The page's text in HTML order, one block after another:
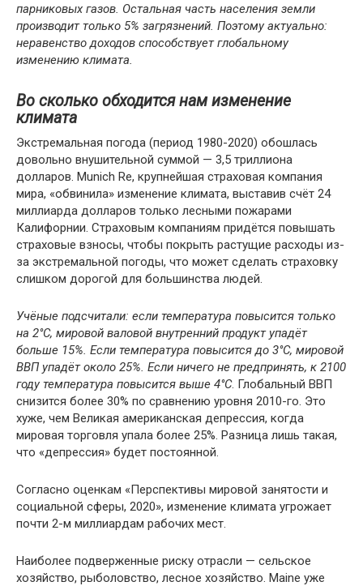
парниковых газов. Остальная часть населения земли
производит только 5% загрязнений. Поэтому актуально:
неравенство доходов способствует глобальному
изменению климата.
Во сколько обходится нам изменение
климата
Экстремальная погода (период 1980-2020) обошлась
довольно внушительной суммой — 3,5 триллиона
долларов. Munich Re, крупнейшая страховая компания
мира, «обвинила» изменение климата, выставив счёт 24
миллиарда долларов только лесными пожарами
Калифорнии. Страховым компаниям придётся повышать
страховые взносы, чтобы покрыть растущие расходы из-
за экстремальной погоды, что может сделать страховку
слишком дорогой для большинства людей.
Учёные подсчитали: если температура повысится только
на 2°C, мировой валовой внутренний продукт упадёт
больше 15%. Если температура повысится до 3°C, мировой
ВВП упадёт около 25%. Если ничего не предпринять, к 2100
году температура повысится выше 4°C. Глобальный ВВП
снизится более 30% по сравнению уровня 2010-го. Это
хуже, чем Великая американская депрессия, когда
мировая торговля упала более 25%. Разница лишь такая,
что «депрессия» будет постоянной.
Согласно оценкам «Перспективы мировой занятости и
социальной сферы, 2020», изменение климата угрожает
почти 2-м миллиардам рабочих мест.
Наиболее подверженные риску отрасли — сельское
хозяйство, рыболовство, лесное хозяйство. Maine уже